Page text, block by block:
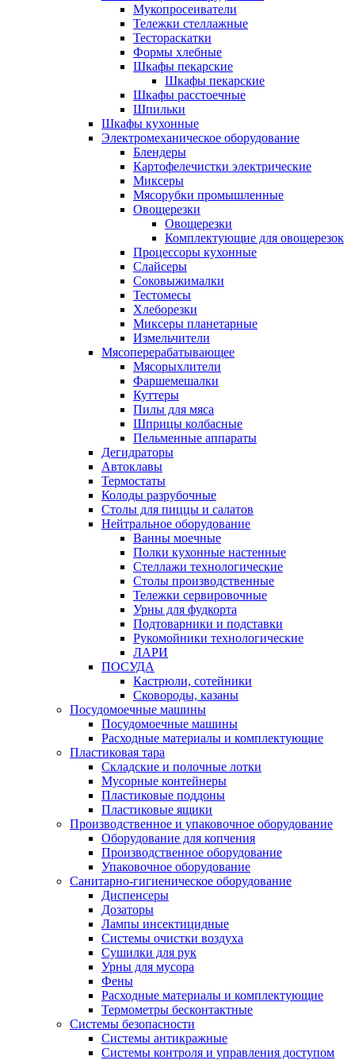
Мукопросеиватели
Тележки стеллажные
Тестораскатки
Формы хлебные
Шкафы пекарские
Шкафы пекарские
Шкафы расстоечные
Шпильки
Шкафы кухонные
Электромеханическое оборудование
Блендеры
Картофелечистки электрические
Миксеры
Мясорубки промышленные
Овощерезки
Овощерезки
Комплектующие для овощерезок
Процессоры кухонные
Слайсеры
Соковыжималки
Тестомесы
Хлеборезки
Миксеры планетарные
Измельчители
Мясоперерабатывающее
Мясорыхлители
Фаршемешалки
Куттеры
Пилы для мяса
Шприцы колбасные
Пельменные аппараты
Дегидраторы
Автоклавы
Термостаты
Колоды разрубочные
Столы для пиццы и салатов
Нейтральное оборудование
Ванны моечные
Полки кухонные настенные
Стеллажи технологические
Столы производственные
Тележки сервировочные
Урны для фудкорта
Подтоварники и подставки
Рукомойники технологические
ЛАРИ
ПОСУДА
Кастрюли, сотейники
Сковороды, казаны
Посудомоечные машины
Посудомоечные машины
Расходные материалы и комплектующие
Пластиковая тара
Складские и полочные лотки
Мусорные контейнеры
Пластиковые поддоны
Пластиковые ящики
Производственное и упаковочное оборудование
Оборудование для копчения
Производственное оборудование
Упаковочное оборудование
Санитарно-гигиеническое оборудование
Диспенсеры
Дозаторы
Лампы инсектицидные
Системы очистки воздуха
Сушилки для рук
Урны для мусора
Фены
Расходные материалы и комплектующие
Термометры бесконтактные
Системы безопасности
Системы антикражные
Системы контроля и управления доступом